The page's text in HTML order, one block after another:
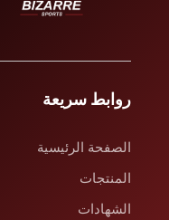
روابط سريعة
الصفحة الرئيسية
المنتجات
الشهادات